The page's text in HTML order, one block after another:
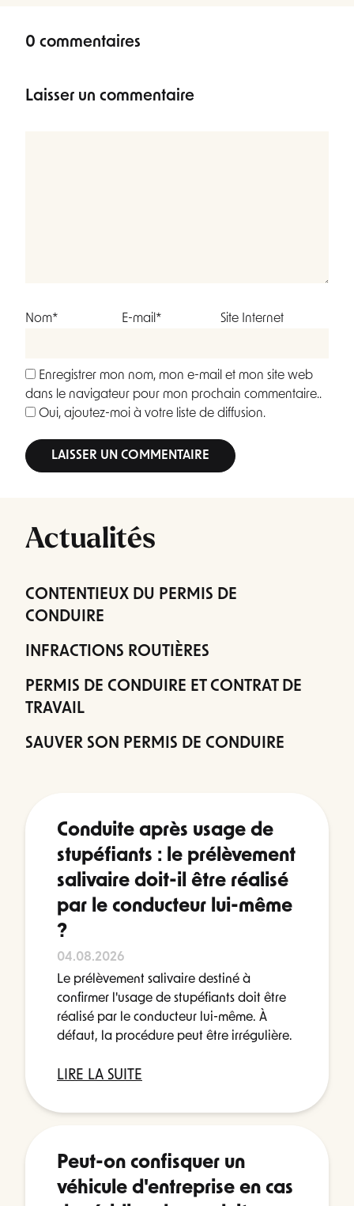
0 commentaires
Laisser un commentaire
Nom* E-mail* Site Internet
Enregistrer mon nom, mon e-mail et mon site web
dans le navigateur pour mon prochain commentaire..
Oui, ajoutez-moi à votre liste de diffusion.
Actualités
CONTENTIEUX DU PERMIS DE
CONDUIRE
INFRACTIONS ROUTIÈRES
PERMIS DE CONDUIRE ET CONTRAT DE
TRAVAIL
SAUVER SON PERMIS DE CONDUIRE
Conduite après usage de
stupéfiants : le prélèvement
salivaire doit-il être réalisé
par le conducteur lui-même
?
04.08.2026
Le prélèvement salivaire destiné à
confirmer l'usage de stupéfiants doit être
réalisé par le conducteur lui-même. À
défaut, la procédure peut être irrégulière.
LIRE LA SUITE
Peut-on confisquer un
véhicule d'entreprise en cas